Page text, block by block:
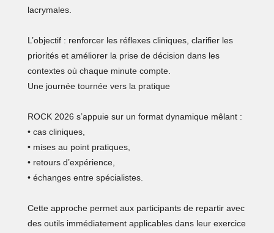
lacrymales.
L’objectif : renforcer les réflexes cliniques, clarifier les
priorités et améliorer la prise de décision dans les
contextes où chaque minute compte.
Une journée tournée vers la pratique
ROCK 2026 s’appuie sur un format dynamique mêlant :
• cas cliniques,
• mises au point pratiques,
• retours d’expérience,
• échanges entre spécialistes.
Cette approche permet aux participants de repartir avec
des outils immédiatement applicables dans leur exercice